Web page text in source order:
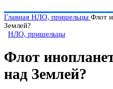
Главная НЛО, пришельцы Флот
Землей?
НЛО, пришельцы
Флот
над Землей?